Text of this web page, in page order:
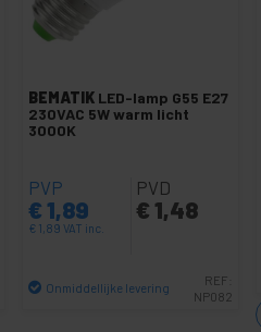
BEMATIK LED-lamp G55 E27
230VAC 5W warm licht
3000K
PVP
€ 1,89
€ 1,89 VAT inc.
PVD
€ 1,48
Onmiddellijke levering
REF:
NP082